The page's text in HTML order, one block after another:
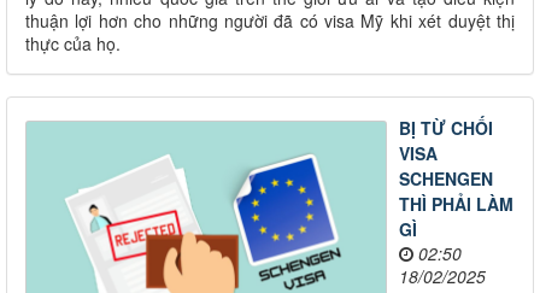
thuận lợi hơn cho những người đã có visa Mỹ khi xét duyệt thị
thực của họ.
BỊ TỪ CHỐI
VISA
SCHENGEN
THÌ PHẢI LÀM
GÌ
02:50
18/02/2025